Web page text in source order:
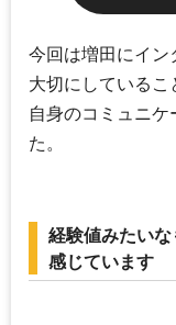
今回は増田にイ
大切にしている
自身のコミュニ
た。
経験値みたい
感じています